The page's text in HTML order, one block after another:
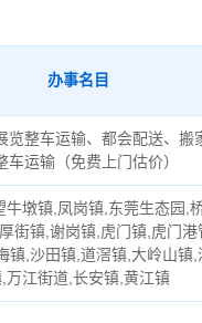
办事名目
览整车运输、都会配送、搬
车运输（免费上门估价）
墩镇,凤岗镇,东莞生态园,
街镇,谢岗镇,虎门镇,虎门
镇,沙田镇,道滘镇,大岭山镇
万江街道,长安镇,黄江镇